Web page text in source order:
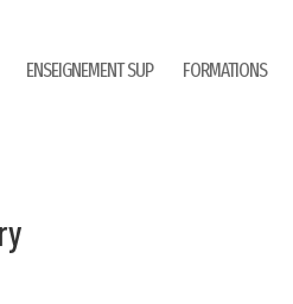
ENSEIGNEMENT SUP FORMATIONS